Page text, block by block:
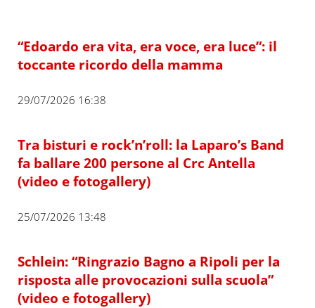
“Edoardo era vita, era voce, era luce”: il
toccante ricordo della mamma
29/07/2026 16:38
Tra bisturi e rock’n’roll: la Laparo’s Band
fa ballare 200 persone al Crc Antella
(video e fotogallery)
25/07/2026 13:48
Schlein: “Ringrazio Bagno a Ripoli per la
risposta alle provocazioni sulla scuola”
(video e fotogallery)